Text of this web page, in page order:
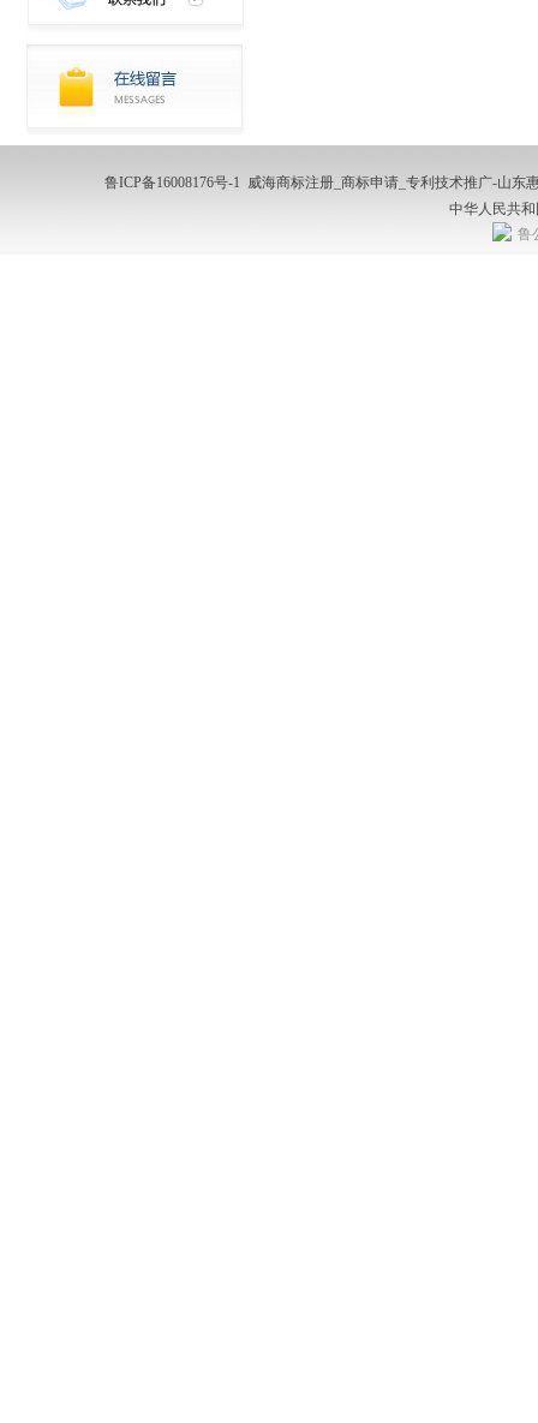
鲁ICP备16008176号-1 威海商标注册_商标申请_专利技术推广-山东
中华人民共
鲁